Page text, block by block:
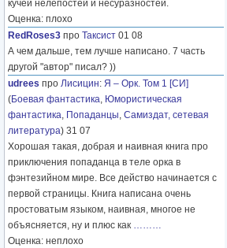
кучей нелепостей и несуразностей.
Оценка: плохо
RedRoses3 про Таксист 01 08
А чем дальше, тем лучше написано. 7 часть
другой "автор" писал? ))
udrees про Лисицин: Я – Орк. Том 1 [СИ]
(Боевая фантастика, Юмористическая
фантастика, Попаданцы, Самиздат, сетевая
литература) 31 07
Хорошая такая, добрая и наивная книга про
приключения попаданца в теле орка в
фэнтезийном мире. Все действо начинается с
первой страницы. Книга написана очень
простоватым языком, наивная, многое не
объясняется, ну и плюс как ………
Оценка: неплохо